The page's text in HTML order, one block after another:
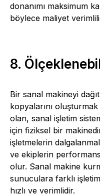
donanımı maksimum
böylece maliyet
8.
Bir sanal makineyi
kopyalarını
olan, sanal işletim
için fiziksel bir
işletmelerin
ve ekiplerin
olur. Sanal makine
sunuculara farklı
hızlı ve verimlidir.